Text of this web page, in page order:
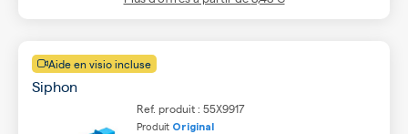
Aide en visio incluse
Siphon
Ref. produit : 55X9917
Produit Original